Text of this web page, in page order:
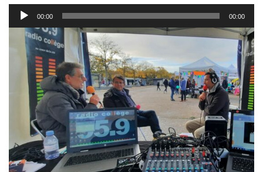
Lecteur
audio
00:00 00:00